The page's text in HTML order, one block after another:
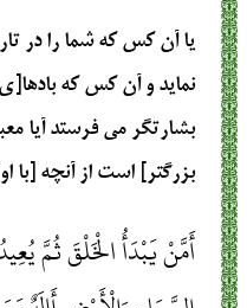
يا آن كس كه شما را در
‏نمايد و آن كس كه
بشارتگر مى‏ فرستد آيا
بزرگتر] است از آنچه [با
أَمَّنْ يَبْدَأُ الْخَلْقَ ثُمَّ